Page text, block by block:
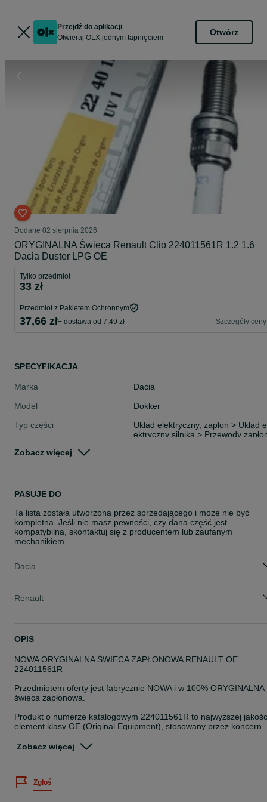
Przejdź do aplikacji
Otwieraj OLX jednym tapnięciem
Otwórz
Dodane 02 sierpnia 2026
ORYGINALNA Świeca Renault Clio 224011561R 1.2 1.6
Dacia Duster LPG OE
Tylko przedmiot
33 zł
Przedmiot z Pakietem Ochronnym
37,66 zł+ dostawa od 7,49 zł Szczegóły ceny
SPECYFIKACJA
Marka
Dacia
Model
Dokker
Typ części
Układ elektryczny, zapłon > Układ
ektryczny silnika > Przewody
Zobacz więcej
PASUJE DO
Ta lista została utworzona przez sprzedającego i może nie być
kompletna. Jeśli nie masz pewności, czy dana część jest
kompatybilna, skontaktuj się z producentem lub zaufanym
mechanikiem.
Dacia
Renault
OPIS
NOWA ORYGINALNA ŚWIECA ZAPŁONOWA RENAULT OE
224011561R
Przedmiotem oferty jest fabrycznie NOWA i w 100% ORYGINALNA
świeca zapłonowa.
Produkt o numerze katalogowym 224011561R to najwyższej
element klasy OE (Original Equipment), stosowany przez koncern
spalanie mieszanki, ochronę katalizatora oraz bezproblemowy
rozruch silnika nawet w skrajnie niskich temperaturach.
Zobacz więcej
Zgłoś